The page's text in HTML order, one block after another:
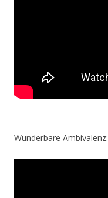
Wunderbare Ambivalenz: